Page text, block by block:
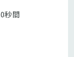
秒間